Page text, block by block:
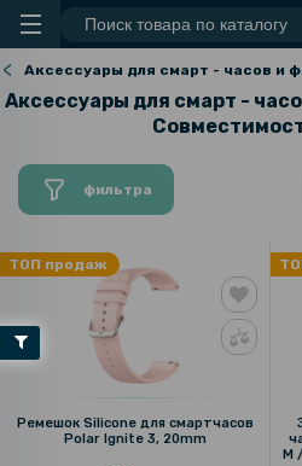
Аксессуары для смарт - часов и
Аксессуары для смарт -
фильтра
ТОП продаж
Ремешок Silicone для смартчасов
Polar Ignite 3, 20mm
M